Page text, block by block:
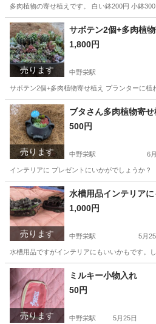
多肉植物の寄せ植えです。 白い鉢200円 小鉢
宮城 塩竈市 中野栄駅 その他
売ります
サボテン2個+多肉植物
1,800円
中野栄駅
サボテン2個+多肉植物寄せ植え プランターに植
宮城 塩竈市 中野栄駅 家庭用品
売ります
ブタさん多肉植物寄せ
500円
中野栄駅 6
インテリアに プレゼントにいかがでしょうか？
宮城 塩竈市 中野栄駅 その他
売ります
水槽用品インテリアに
1,000円
中野栄駅 5月
水槽用品ですがインテリアにもいいかもです。
宮城 塩竈市 中野栄駅 インテリア
売ります
ミルキー小物入れ
50円
中野栄駅 5月25日